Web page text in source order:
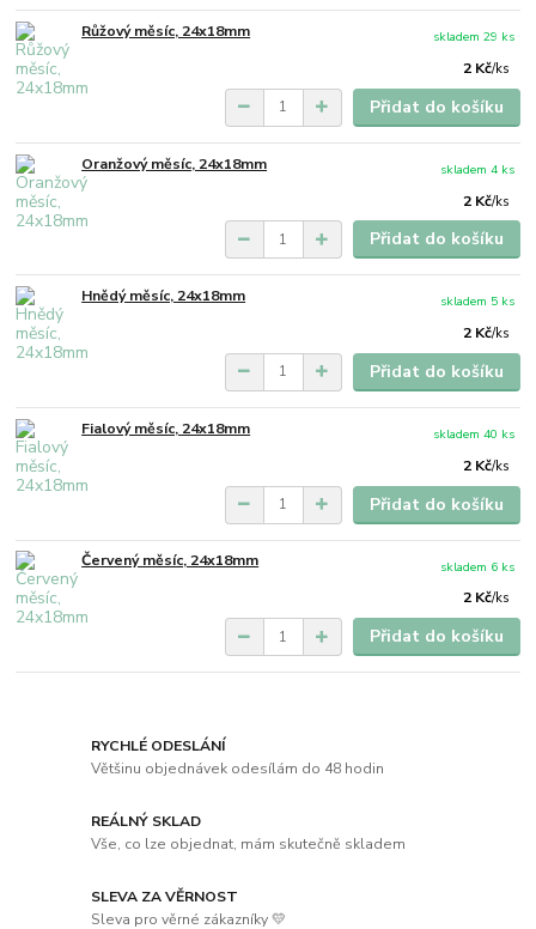
Růžový měsíc, 24x18mm
2 Kč/ks
skladem 29 ks
Přidat do košíku
Oranžový měsíc, 24x18mm
2 Kč/ks
skladem 4 ks
Přidat do košíku
Hnědý měsíc, 24x18mm
2 Kč/ks
skladem 5 ks
Přidat do košíku
Fialový měsíc, 24x18mm
2 Kč/ks
skladem 40 ks
Přidat do košíku
Červený měsíc, 24x18mm
2 Kč/ks
skladem 6 ks
Přidat do košíku
RYCHLÉ ODESLÁNÍ
Většinu objednávek odesílám do 48 hodin
REÁLNÝ SKLAD
Vše, co lze objednat, mám skutečně skladem
SLEVA ZA VĚRNOST
Sleva pro věrné zákazníky 💛